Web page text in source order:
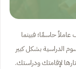
عاملاً حاسمًا؛ فبينما
الدراسية بشكل كبير
لإقامتك ودراستك.